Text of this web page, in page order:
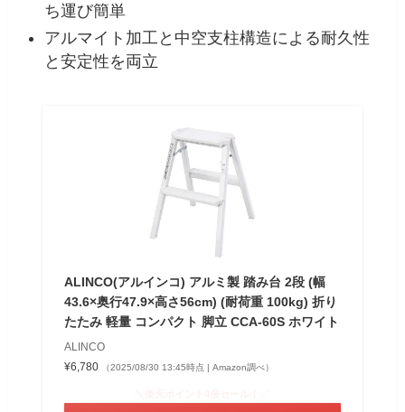
ち運び簡単
アルマイト加工と中空支柱構造による耐久性
と安定性を両立
ALINCO(アルインコ) アルミ製 踏み台 2段 (幅
43.6×奥行47.9×高さ56cm) (耐荷重 100kg) 折り
たたみ 軽量 コンパクト 脚立 CCA-60S ホワイト
ALINCO
¥6,780
（2025/08/30 13:45時点 | Amazon調べ）